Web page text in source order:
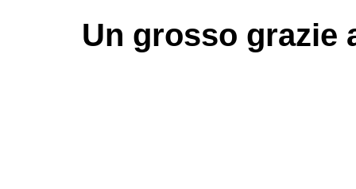
Un grosso grazie